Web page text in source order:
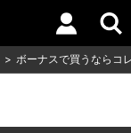
ボーナスで買うならコ